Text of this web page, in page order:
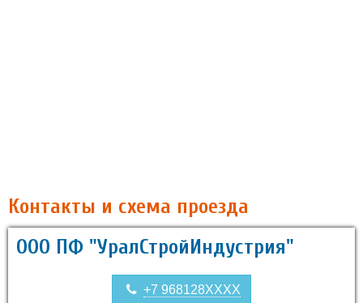
Контакты и схема проезда
ООО ПФ "УралСтройИндустрия"
+7 968128XXXX